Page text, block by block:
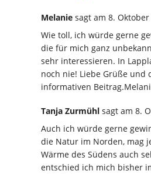
Melanie sagt am 8. Oktober
Wie toll, ich würde gerne
die für mich ganz
sehr interessieren. In
noch nie! Liebe Grüße und
informativen
Tanja Zurmühl sagt am 8.
Auch ich würde gerne
die Natur im Norden, mag
Wärme des Südens auch
entschied ich mich bisher